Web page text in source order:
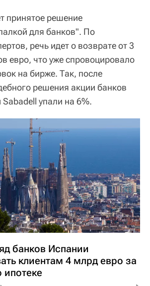
принятое решение
для банков". По
речь идет о возврате от 3
евро, что уже спровоцировало
на бирже. Так, после
решения акции банков
Sabadell упали на 6%.
банков Испании
клиентам 4 млрд евро за
ипотеке